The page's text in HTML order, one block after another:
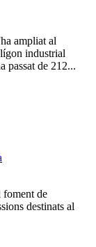
ampliat al
industrial
passat de 212...
foment de
destinats al